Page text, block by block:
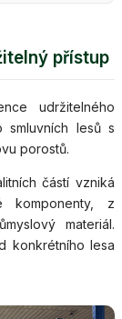
přístup
udržitelného
smluvních lesů s
porostů.
částí vzniká
komponenty, z
materiál.
konkrétního lesa